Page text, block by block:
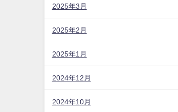
2025年3月
2025年2月
2025年1月
2024年12月
2024年10月